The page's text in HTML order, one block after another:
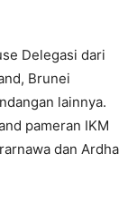
Delegasi dari
Brunei
lainnya.
pameran IKM
dan Ardha